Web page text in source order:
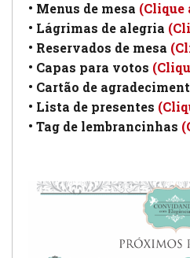
• Menus de mesa (Clique
• Lágrimas de alegria
• Reservados de mesa
• Capas para votos
• Cartão de
• Lista de presentes
• Tag de lembrancinhas